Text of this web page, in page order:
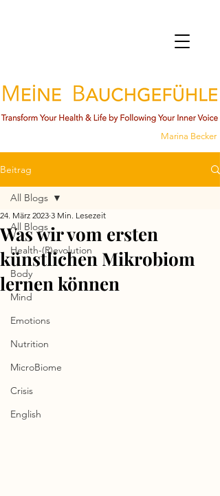
Marina Becker
Beitrag
All Blogs
Health-(R)evolution
Body
Mind
Emotions
Nutrition
MicroBiome
Crisis
English
All Blogs
Was wir vom ersten
künstlichen Mikrobiom
lernen können
24. März 2023 3 Min. Lesezeit